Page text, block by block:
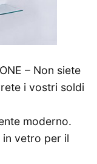
– Non siete
i vostri soldi
moderno.
vetro per il